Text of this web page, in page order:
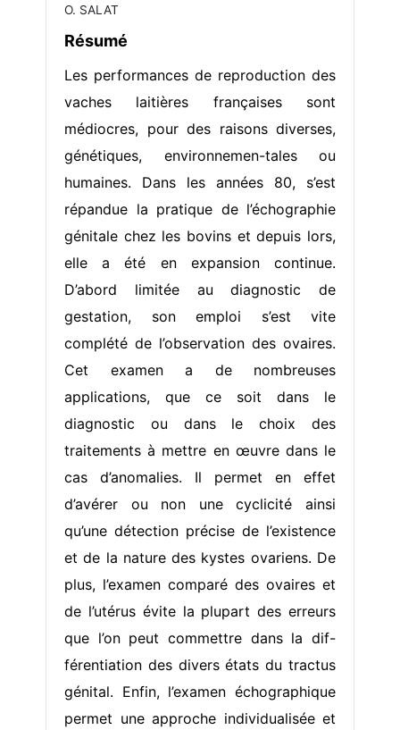
O. SALAT
Résumé
Les performances de reproduction des
vaches laitières françaises sont
médiocres, pour des raisons diverses,
génétiques, environnemen-tales ou
humaines. Dans les années 80, s’est
répandue la pratique de l’échographie
génitale chez les bovins et depuis lors,
elle a été en expansion continue.
D’abord limitée au diagnostic de
gestation, son emploi s’est vite
complété de l’observation des ovaires.
Cet examen a de nombreuses
applications, que ce soit dans le
diagnostic ou dans le choix des
traitements à mettre en œuvre dans le
cas d’anomalies. Il permet en effet
d’avérer ou non une cyclicité ainsi
qu’une détection précise de l’existence
et de la nature des kystes ovariens. De
plus, l’examen comparé des ovaires et
de l’utérus évite la plupart des erreurs
que l’on peut commettre dans la dif-
férentiation des divers états du tractus
génital. Enfin, l’examen échographique
permet une approche individualisée et